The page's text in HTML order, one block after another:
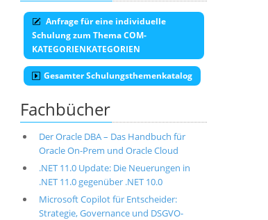
Anfrage für eine individuelle
Schulung zum Thema COM-
KATEGORIENKATEGORIEN
Gesamter Schulungsthemenkatalog
Fachbücher
Der Oracle DBA – Das Handbuch für
Oracle On-Prem und Oracle Cloud
.NET 11.0 Update: Die Neuerungen in
.NET 11.0 gegenüber .NET 10.0
Microsoft Copilot für Entscheider:
Strategie, Governance und DSGVO-